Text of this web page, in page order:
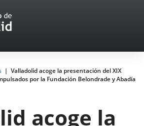
Valladolid acoge la presentación del XIX
por la Fundación Belondrade y Abadía
acoge la